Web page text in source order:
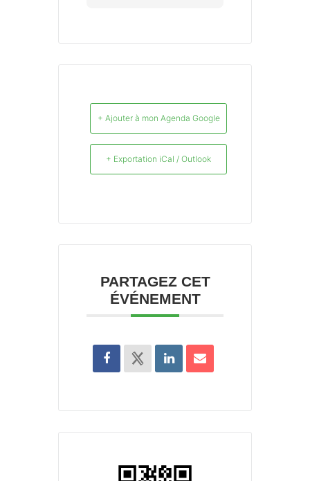
+ Ajouter à mon Agenda Google
+ Exportation iCal / Outlook
PARTAGEZ CET
ÉVÉNEMENT